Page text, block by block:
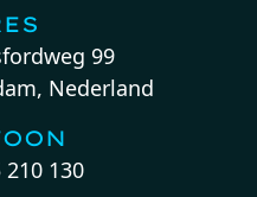
99
Nederland
210 130